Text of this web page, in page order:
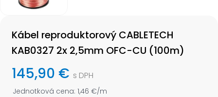
Kábel reproduktorový CABLETECH
KAB0327 2x 2,5mm OFC-CU (100m)
145,90 € s DPH
Jednotková cena: 1,46 €/m